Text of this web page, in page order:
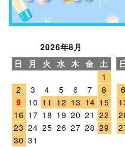
2026年8月
日
月 火 水 木 金 土
1
2
3 4 5 6 7
8
9
10 11 12 13 14 15
16 17 18 19 20 21 22
23 24 25 26 27 28 29
30 31
6